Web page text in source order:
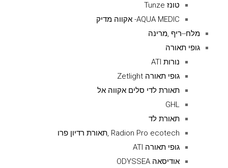
טונז Tunze
AQUA MEDIC- אקווה מדיק
מלח--ריף ,מרינה
גופי תאורה
נורות ATI
גופי תאורה Zetlight
תאורת לדי סלים אקווה אל
GHL
תאורת לד
Radion Pro ecotech ,תאורת רדיון פרו
גופי תאורה ATI
אודיסאה ODYSSEA